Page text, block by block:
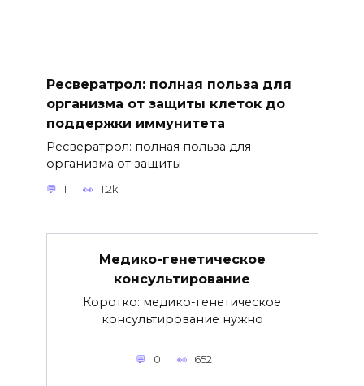
Ресвератрол: полная польза для
организма от защиты клеток до
поддержки иммунитета
Ресвератрол: полная польза для
организма от защиты
1 1.2k.
Медико-генетическое
консультирование
Коротко: медико-генетическое
консультирование нужно
0 652